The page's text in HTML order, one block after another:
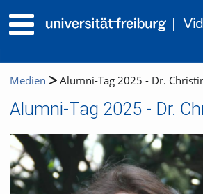
Medien Alumni-Tag 2025 - Dr.